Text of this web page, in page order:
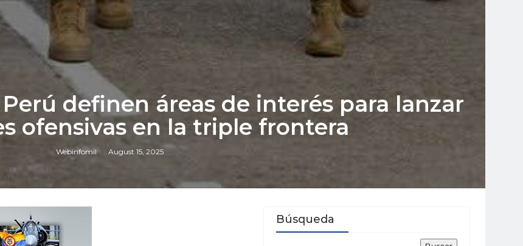
definen áreas de interés para lanzar
ofensivas en la triple frontera
Webinfomil August 15, 2025
Búsqueda